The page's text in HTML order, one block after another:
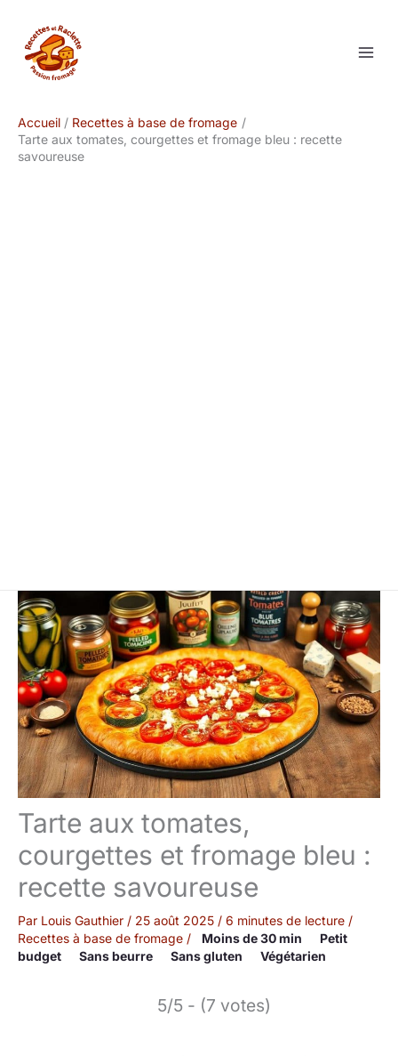
contenu
Accueil
Recettes à base de fromage
Tarte aux tomates, courgettes et fromage bleu : recette
savoureuse
Tarte aux tomates,
courgettes et fromage bleu :
recette savoureuse
Par Louis Gauthier / 25 août 2025 / 6 minutes de lecture /
Recettes à base de fromage / Moins de 30 min
Petit
budget
Sans beurre Sans gluten Végétarien
5/5 - (7 votes)